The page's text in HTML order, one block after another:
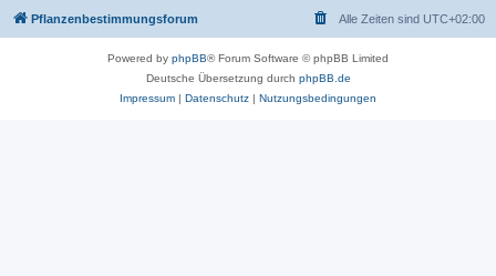
Pflanzenbestimmungsforum Alle Zeiten sind UTC+02:00
Powered by phpBB® Forum Software © phpBB Limited
Deutsche Übersetzung durch phpBB.de
Impressum | Datenschutz | Nutzungsbedingungen